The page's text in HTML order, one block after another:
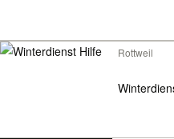
Rottweil